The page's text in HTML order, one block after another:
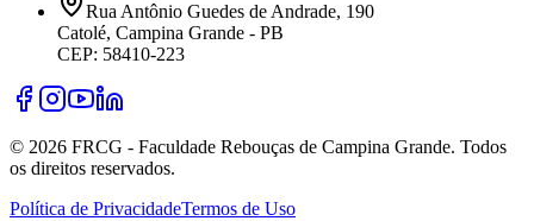
Rua Antônio Guedes de Andrade, 190
Catolé, Campina Grande - PB
CEP: 58410-223
© 2026 FRCG - Faculdade Rebouças de Campina Grande. Todos
os direitos reservados.
Política de PrivacidadeTermos de Uso